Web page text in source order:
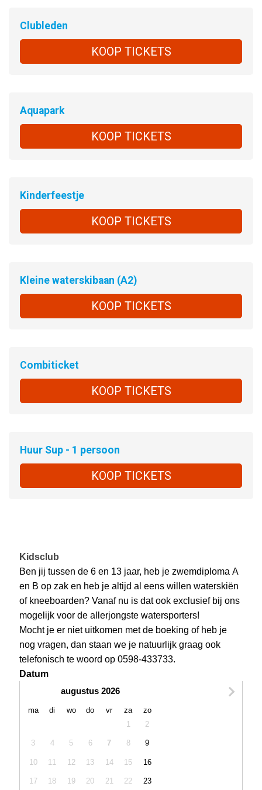
Clubleden
KOOP TICKETS
Aquapark
KOOP TICKETS
Kinderfeestje
KOOP TICKETS
Kleine waterskibaan (A2)
KOOP TICKETS
Combiticket
KOOP TICKETS
Huur Sup - 1 persoon
KOOP TICKETS